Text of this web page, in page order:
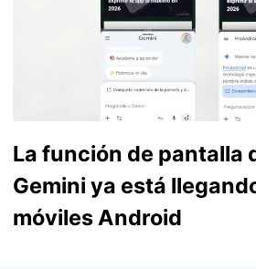
La función de pantalla
Gemini ya está
móviles Android